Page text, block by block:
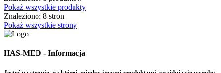
Pokaż wszystkie produkty
Znaleziono: 8 stron
Pokaż wszystkie strony
HAS-MED - Informacja